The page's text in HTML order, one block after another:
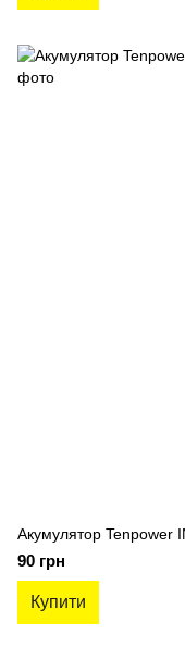
Акумулятор Tenpower
90 грн
Купити